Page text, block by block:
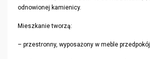
odnowionej kamienicy.
Mieszkanie tworzą:
– przestronny, wyposażony w meble przedpokój